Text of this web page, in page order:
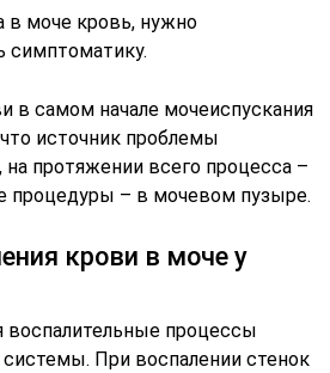
в моче кровь, нужно
симптоматику.
в самом начале мочеиспускания
источник проблемы
на протяжении всего процесса –
процедуры – в мочевом пузыре.
крови в моче у
воспалительные процессы
При воспалении стенок